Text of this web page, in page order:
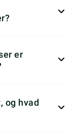
er
og hvad